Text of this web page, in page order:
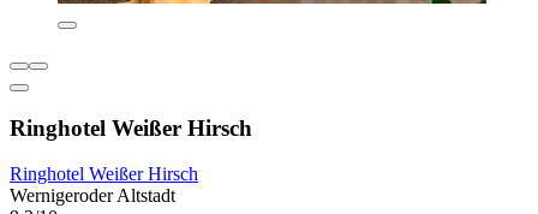
Ringhotel Weißer Hirsch
Ringhotel Weißer Hirsch
Wernigeroder Altstadt